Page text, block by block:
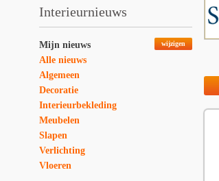
Interieurnieuws
wijzigen
Mijn nieuws
Alle nieuws
Algemeen
Decoratie
Interieurbekleding
Meubelen
Slapen
Verlichting
Vloeren